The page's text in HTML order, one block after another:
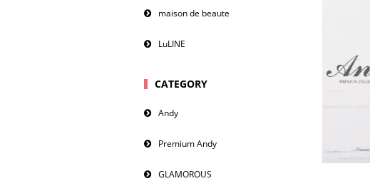
maison de beaute
LuLINE
CATEGORY
Andy
Premium Andy
GLAMOROUS